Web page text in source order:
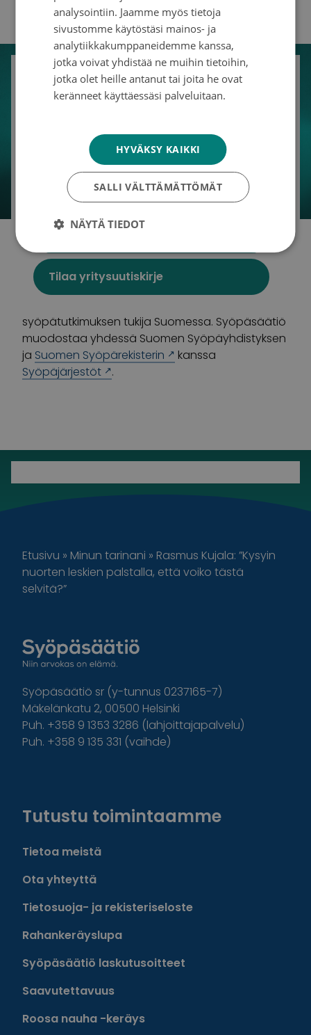
Kuvat:Jani Laukkanen
Tilaa uutiskirje
Uutiskirjeessämme pääset lukemaan
koskettavia tarinoita elämästä syövän
kanssa, ajankohtaista tietoa
syöpätutkimuksesta ja kampanjoistamme
sairastuneiden hyväksi.
Tilaa uutiskirje
Tilaa yritysuutiskirje
tukee syöpään sairastuneita ja heidän
läheisiään sekä rahoittaa syöpätutkimusta, jotta
kenenkään ei enää tarvitsisi menehtyä syöpään.
syöpätutkimuksen tukija Suomessa. Syöpäsäätiö
muodostaa yhdessä Suomen Syöpäyhdistyksen
ja Suomen Syöpärekisterin
kanssa
Syöpäjärjestöt
.
Etusivu » Minun tarinani » Rasmus Kujala: ”Kysyin
nuorten leskien palstalla, että voiko tästä
selvitä?”
Syöpäsäätiö sr (y-tunnus 0237165-7)
Mäkelänkatu 2, 00500 Helsinki
Puh. +358 9 1353 3286 (lahjoittajapalvelu)
Puh. +358 9 135 331 (vaihde)
Tutustu toimintaamme
Tietoa meistä
Ota yhteyttä
Tietosuoja- ja rekisteriseloste
Rahankeräyslupa
Syöpäsäätiö laskutusoitteet
Saavutettavuus
Roosa nauha -keräys
analysointiin. Jaamme myös tietoja
sivustomme käytöstäsi mainos- ja
analytiikkakumppaneidemme kanssa,
jotka voivat yhdistää ne muihin tietoihin,
jotka olet heille antanut tai joita he ovat
keränneet käyttäessäsi palveluitaan.
HYVÄKSY KAIKKI
SALLI VÄLTTÄMÄTTÖMÄT
NÄYTÄ TIEDOT